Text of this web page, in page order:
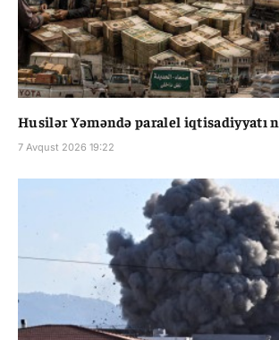
Husilər Yəməndə paralel iqtisadiyyatı
7 Avqust 2026 19:22